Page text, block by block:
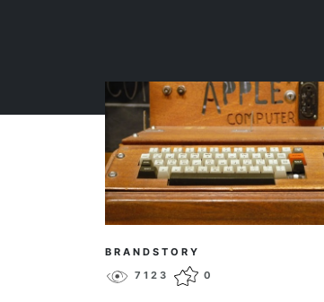
BRANDSTORY
7123 0